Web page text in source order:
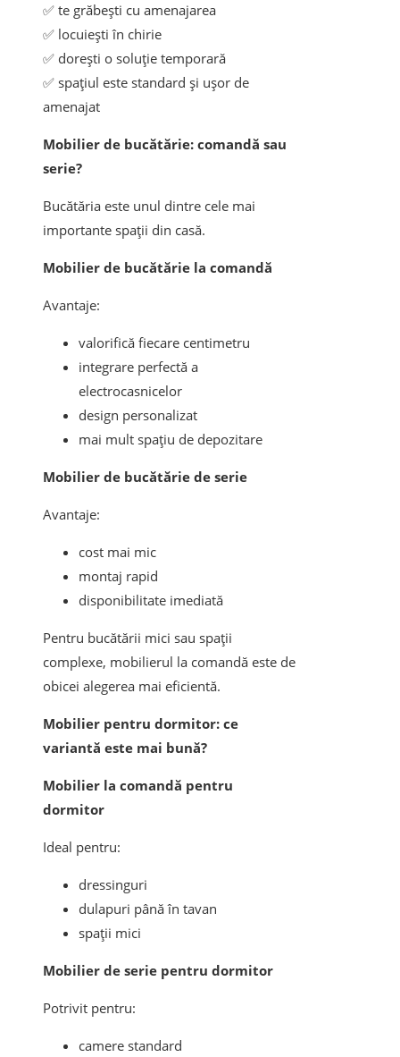
✅ te grăbești cu amenajarea
✅ locuiești în chirie
✅ dorești o soluție temporară
✅ spațiul este standard și ușor de
amenajat
Mobilier de bucătărie: comandă sau
serie?
Bucătăria este unul dintre cele mai
importante spații din casă.
Mobilier de bucătărie la comandă
Avantaje:
valorifică fiecare centimetru
integrare perfectă a
electrocasnicelor
design personalizat
mai mult spațiu de depozitare
Mobilier de bucătărie de serie
Avantaje:
cost mai mic
montaj rapid
disponibilitate imediată
Pentru bucătării mici sau spații
complexe, mobilierul la comandă este de
obicei alegerea mai eficientă.
Mobilier pentru dormitor: ce
variantă este mai bună?
Mobilier la comandă pentru
dormitor
Ideal pentru:
dressinguri
dulapuri până în tavan
spații mici
Mobilier de serie pentru dormitor
Potrivit pentru:
camere standard